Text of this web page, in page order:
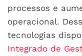
processos e
operacional.
tecnologias
Integrado de